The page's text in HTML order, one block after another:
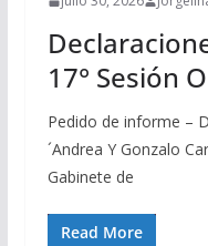
17° Sesión
Pedido de informe –
´Andrea Y Gonzalo
Gabinete de
Read More